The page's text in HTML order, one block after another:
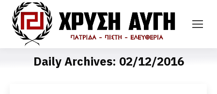
Daily Archives: 02/12/2016